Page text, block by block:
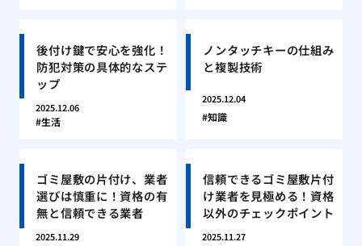
後付け鍵で安心を強化！
防犯対策の具体的なステ
ップ
2025.12.06
生活
ノンタッチキーの仕組み
と複製技術
2025.12.04
知識
ゴミ屋敷の片付け、業者
選びは慎重に！資格の有
無と信頼できる業者
2025.11.29
信頼できるゴミ屋敷片付
け業者を見極める！資格
以外のチェックポイント
2025.11.27